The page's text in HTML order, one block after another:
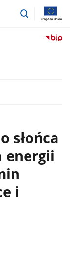
przejdź
Przejdź
słońca
energii
i